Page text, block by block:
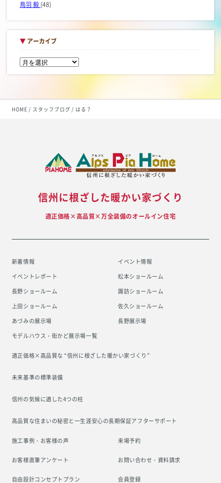
HOME スタッフブログ はる？
鳥羽 毅 (48)
▼ アーカイブ
信州に根ざした暖かい家づくり
適正価格×高品質×万全装備のオールイン住宅
新着情報
イベント情報
イベントレポート
松本ショールーム
長野ショールーム
諏訪ショールーム
上田ショールーム
佐久ショールーム
あづみの展示場
長野展示場
モデルハウス・街かど展示場一覧
適正価格×高品質な “信州に根ざした暖かい家づくり”
未来基準の標準装備
信州の気候に適した4つの柱
高品質な住まいの秘密と一生涯安心の長期保証アフターサポート
施工事例・お客様の声
お客様直筆アンケート
自由設計コンセプトプラン
来場予約
お問い合わせ・資料請求
会員登録